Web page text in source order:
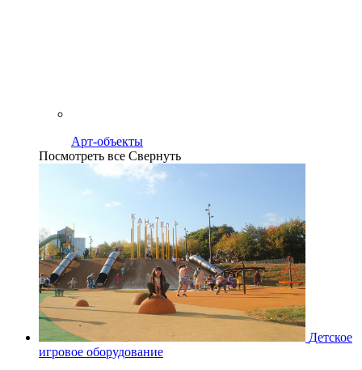
Арт-объекты
Посмотреть все Свернуть
Детское
игровое оборудование